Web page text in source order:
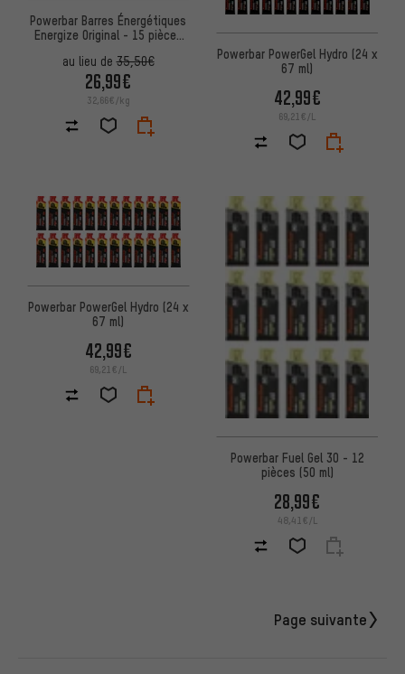
Powerbar Barres Énergétiques
Energize Original - 15 pièces
au lieu de35,50€
26,99€
32,66€/kg
Powerbar PowerGel Hydro (24 x
67 ml)
42,99€
69,21€/L
Powerbar PowerGel Hydro (24 x
67 ml)
42,99€
69,21€/L
Powerbar Fuel Gel 30 - 12
pièces (50 ml)
28,99€
48,41€/L
Page suivante